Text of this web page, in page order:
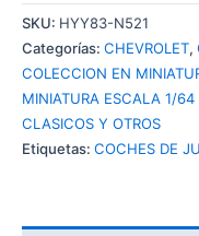
CHEVY
EL
CAMINO
FURIOUS
cantidad
SKU: HYY83-N521
Categorías: CHEVROLET,
COLECCION EN
MINIATURA ESCALA 1/64
CLASICOS Y OTROS
Etiquetas: COCHES DE